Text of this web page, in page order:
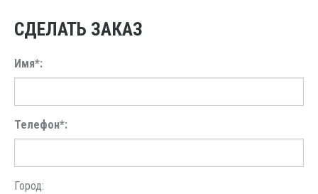
СДЕЛАТЬ ЗАКАЗ
Имя*:
Телефон*:
Город: